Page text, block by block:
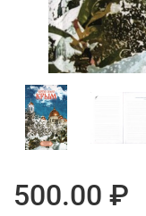
500.00 ₽